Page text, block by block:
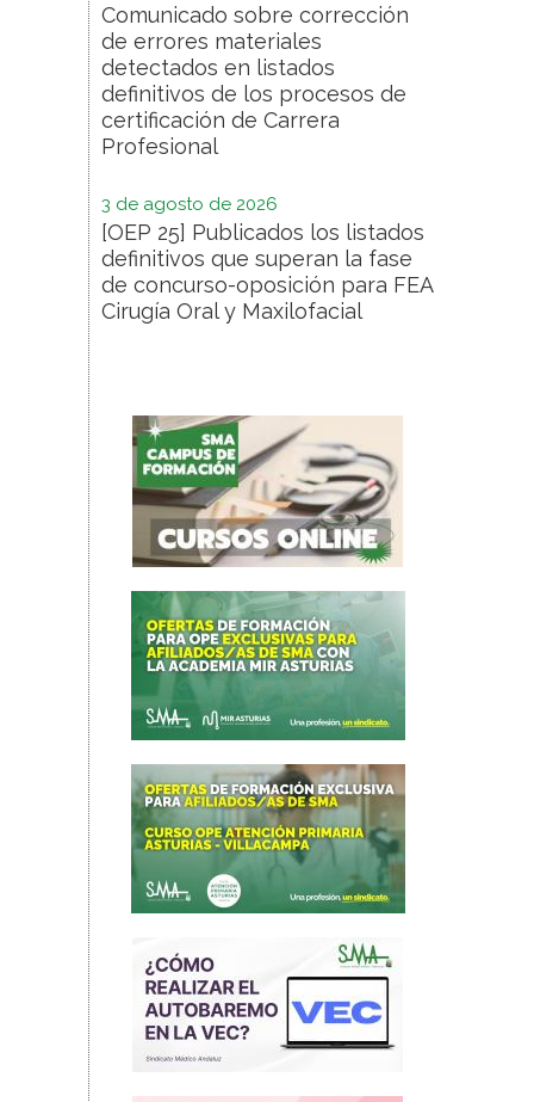
Comunicado sobre corrección
de errores materiales
detectados en listados
definitivos de los procesos de
certificación de Carrera
Profesional
3 de agosto de 2026
[OEP 25] Publicados los listados
definitivos que superan la fase
de concurso-oposición para FEA
Cirugía Oral y Maxilofacial